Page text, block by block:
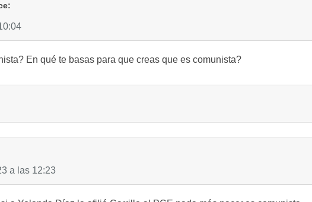
En qué te basas para que creas que es comunista?
a las 12:23